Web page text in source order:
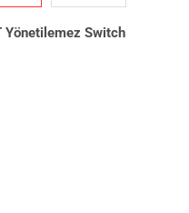
Yönetilemez Switch